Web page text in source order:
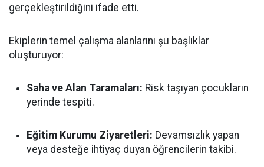
gerçekleştirildiğini ifade etti.
Ekiplerin temel çalışma alanlarını şu başlıklar
oluşturuyor:
Saha ve Alan Taramaları: Risk taşıyan çocukların
yerinde tespiti.
Eğitim Kurumu Ziyaretleri: Devamsızlık yapan
veya desteğe ihtiyaç duyan öğrencilerin takibi.